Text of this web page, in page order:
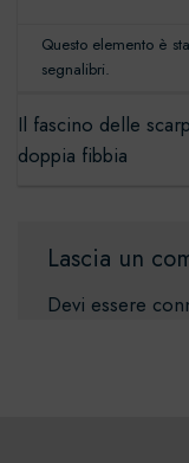
Questo elemento è
segnalibri.
Il fascino delle
doppia fibbia
Lascia un
Devi essere